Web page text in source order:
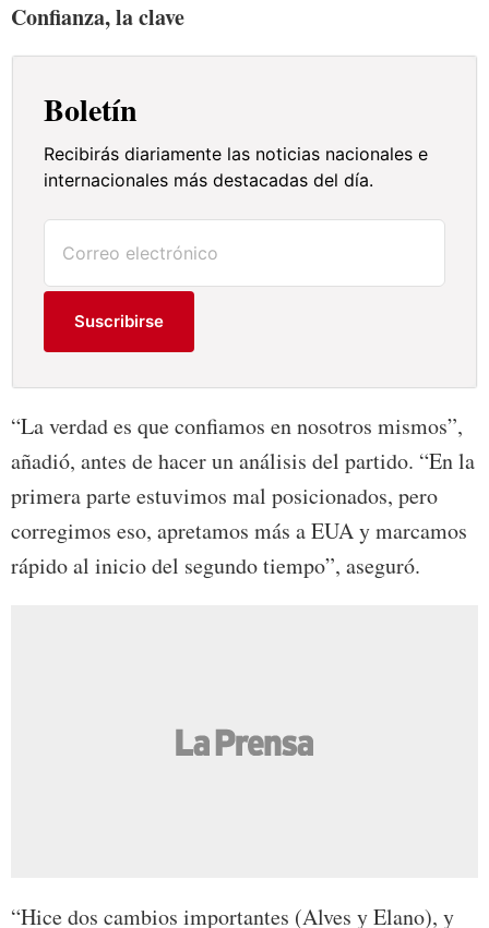
Confianza, la clave
Boletín
Recibirás diariamente las noticias nacionales e
internacionales más destacadas del día.
Suscribirse
“La verdad es que confiamos en nosotros mismos”,
añadió, antes de hacer un análisis del partido. “En la
primera parte estuvimos mal posicionados, pero
corregimos eso, apretamos más a EUA y marcamos
rápido al inicio del segundo tiempo”, aseguró.
“Hice dos cambios importantes (Alves y Elano), y